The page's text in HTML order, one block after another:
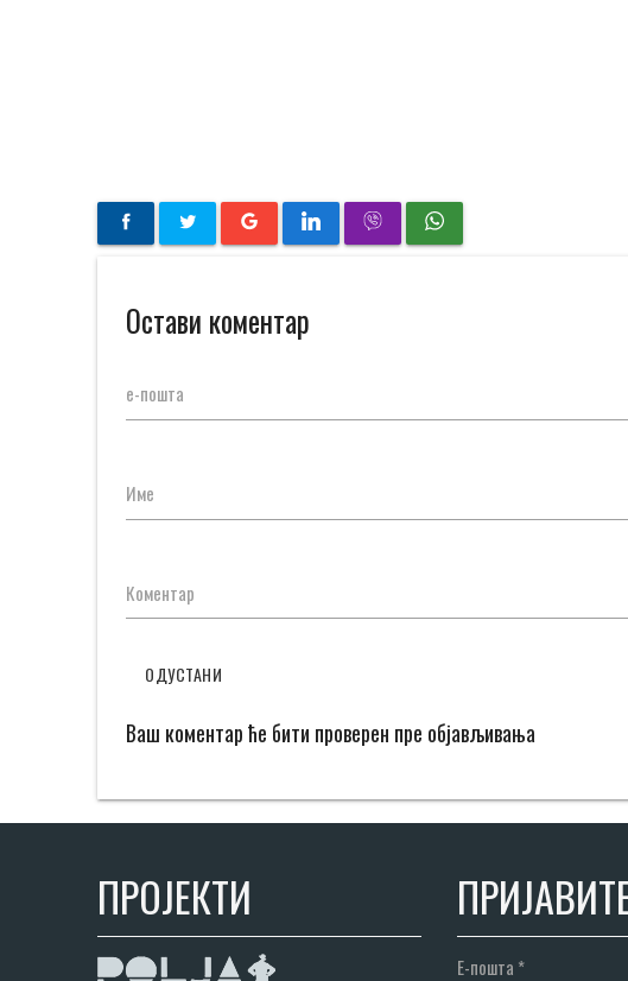
Остави коментар
е-пошта
Име
Коментар
ОДУСТАНИ
Ваш коментар ће бити проверен пре објављивања
ПРОЈЕКТИ
Е-пошта *